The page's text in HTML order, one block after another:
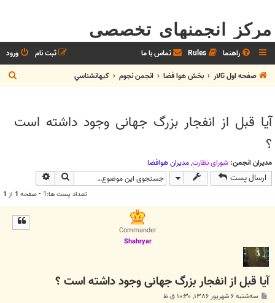
مرکز انجمنهای تخصصی
راهنما Rules تماس با ما ورود
ثبت نام
صفحه اول تالار
بخش هوا فضا انجمن نجوم كيهانشناسي
س
آیا قبل از انفجار بزرگ جهانی وجود داشته است
؟
مدیران انجمن: شوراي نظارت,مديران هوافضا
ارسال پست جستجو
تعداد پست ها:1 • صفحه 1 از 1
Commander
Shahryar
آیا قبل از انفجار بزرگ جهانی وجود داشته است ؟
سه‌شنبه ۶ شهریور ۱۳۸۶, ۱۰:۳۰ ق.ظ